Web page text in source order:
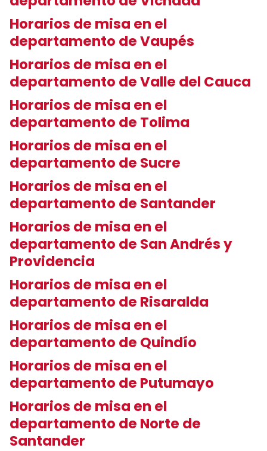
Horarios de misa en el
departamento de Vaupés
Horarios de misa en el
departamento de Valle del Cauca
Horarios de misa en el
departamento de Tolima
Horarios de misa en el
departamento de Sucre
Horarios de misa en el
departamento de Santander
Horarios de misa en el
departamento de San Andrés y
Providencia
Horarios de misa en el
departamento de Risaralda
Horarios de misa en el
departamento de Quindío
Horarios de misa en el
departamento de Putumayo
Horarios de misa en el
departamento de Norte de
Santander